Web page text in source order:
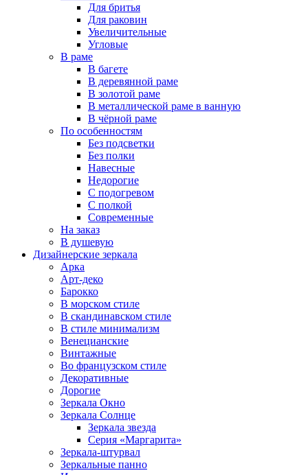
Для бритья
Для раковин
Увеличительные
Угловые
В раме
В багете
В деревянной раме
В золотой раме
В металлической раме в ванную
В чёрной раме
По особенностям
Без подсветки
Без полки
Навесные
Недорогие
С подогревом
С полкой
Современные
На заказ
В душевую
Дизайнерские зеркала
Арка
Арт-деко
Барокко
В морском стиле
В скандинавском стиле
В стиле минимализм
Венецианские
Винтажные
Во французском стиле
Декоративные
Дорогие
Зеркала Окно
Зеркала Солнце
Зеркала звезда
Серия «Маргарита»
Зеркала-штурвал
Зеркальные панно